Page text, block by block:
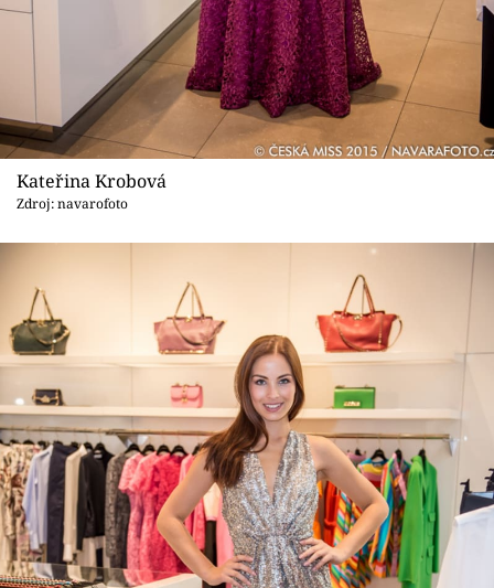
Kateřina Krobová
Zdroj: navarofoto